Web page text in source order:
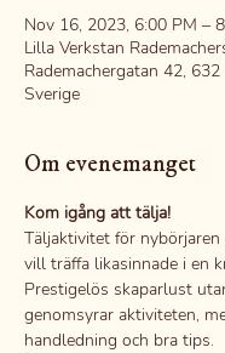
Nov 16, 2023, 6:00 PM –
Lilla Verkstan
Rademachergatan 42,
Sverige
Om evenemanget
Kom igång att tälja!
Täljaktivitet för
vill träffa likasinnade i en
Prestigelös skaparlust
genomsyrar aktiviteten,
handledning och bra tips.